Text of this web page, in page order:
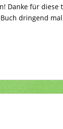
Danke für diese
dringend